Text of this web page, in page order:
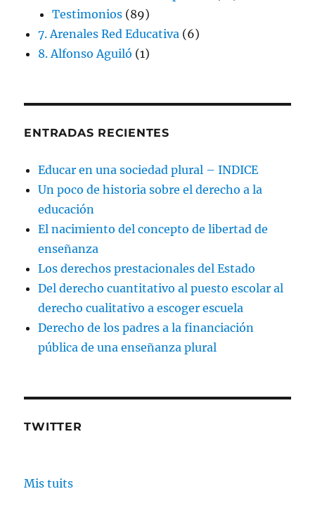
Testimonios (89)
7. Arenales Red Educativa (6)
8. Alfonso Aguiló (1)
ENTRADAS RECIENTES
Educar en una sociedad plural – INDICE
Un poco de historia sobre el derecho a la
educación
El nacimiento del concepto de libertad de
enseñanza
Los derechos prestacionales del Estado
Del derecho cuantitativo al puesto escolar al
derecho cualitativo a escoger escuela
Derecho de los padres a la financiación
pública de una enseñanza plural
TWITTER
Mis tuits